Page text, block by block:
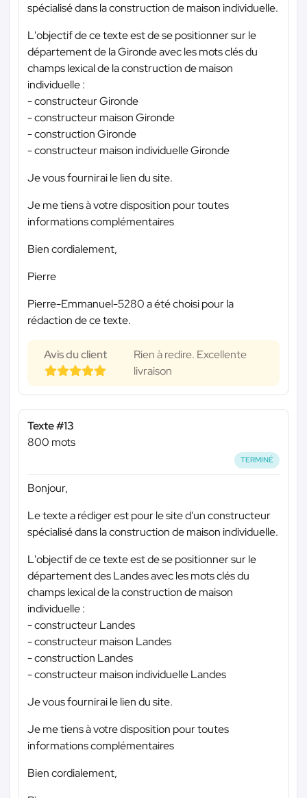
spécialisé dans la construction de maison individuelle.
L'objectif de ce texte est de se positionner sur le
département de la Gironde avec les mots clés du
champs lexical de la construction de maison
individuelle :
- constructeur Gironde
- constructeur maison Gironde
- construction Gironde
- constructeur maison individuelle Gironde
Je vous fournirai le lien du site.
Je me tiens à votre disposition pour toutes
informations complémentaires
Bien cordialement,
Pierre
Pierre-Emmanuel-5280 a été choisi pour la
rédaction de ce texte.
Avis du client
Rien à redire. Excellente
livraison
Texte #13
800 mots
TERMINÉ
Bonjour,
Le texte a rédiger est pour le site d'un constructeur
spécialisé dans la construction de maison individuelle.
L'objectif de ce texte est de se positionner sur le
département des Landes avec les mots clés du
champs lexical de la construction de maison
individuelle :
- constructeur Landes
- constructeur maison Landes
- construction Landes
- constructeur maison individuelle Landes
Je vous fournirai le lien du site.
Je me tiens à votre disposition pour toutes
informations complémentaires
Bien cordialement,